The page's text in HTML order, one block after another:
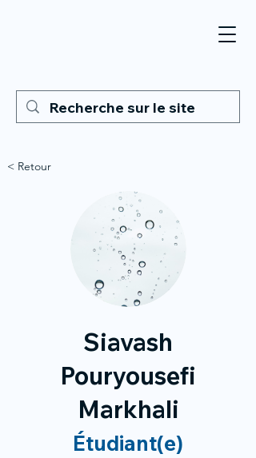
< Retour
Siavash
Pouryousefi
Markhali
Étudiant(e)